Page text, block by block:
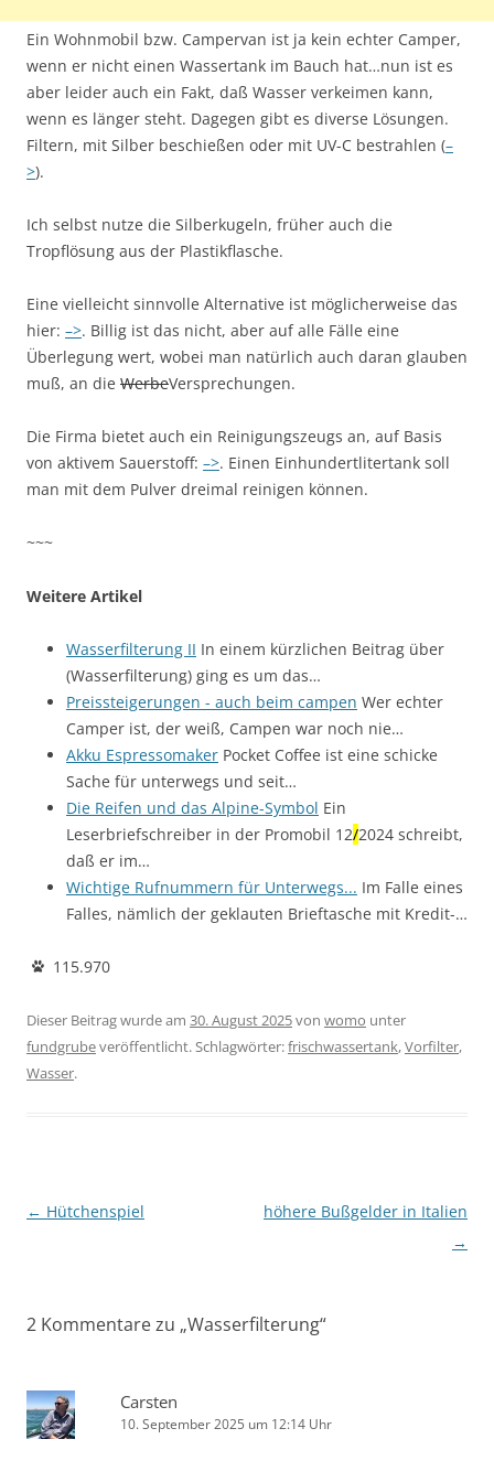
Ein Wohnmobil bzw. Campervan ist ja kein echter Camper,
wenn er nicht einen Wassertank im Bauch hat…nun ist es
aber leider auch ein Fakt, daß Wasser verkeimen kann,
wenn es länger steht. Dagegen gibt es diverse Lösungen.
Filtern, mit Silber beschießen oder mit UV-C bestrahlen (–
>).
Ich selbst nutze die Silberkugeln, früher auch die
Tropflösung aus der Plastikflasche.
Eine vielleicht sinnvolle Alternative ist möglicherweise das
hier: –>. Billig ist das nicht, aber auf alle Fälle eine
Überlegung wert, wobei man natürlich auch daran glauben
muß, an die WerbeVersprechungen.
Die Firma bietet auch ein Reinigungszeugs an, auf Basis
von aktivem Sauerstoff: –>. Einen Einhundertlitertank soll
man mit dem Pulver dreimal reinigen können.
~~~
Weitere Artikel
Wasserfilterung II In einem kürzlichen Beitrag über
(Wasserfilterung) ging es um das…
Preissteigerungen - auch beim campen Wer echter
Camper ist, der weiß, Campen war noch nie…
Akku Espressomaker Pocket Coffee ist eine schicke
Sache für unterwegs und seit…
Die Reifen und das Alpine-Symbol Ein
Leserbriefschreiber in der Promobil 12/2024 schreibt,
daß er im…
Wichtige Rufnummern für Unterwegs... Im Falle eines
Falles, nämlich der geklauten Brieftasche mit Kredit-…
115.970
Dieser Beitrag wurde am 30. August 2025von womo unter
fundgrubeveröffentlicht. Schlagwörter:frischwassertank,Vorfilter,
Wasser.
Beitragsnavigation
← Hütchenspiel
höhere Bußgelder in Italien
→
2 Kommentare zu „Wasserfilterung“
Carsten
10. September 2025 um 12:14 Uhr